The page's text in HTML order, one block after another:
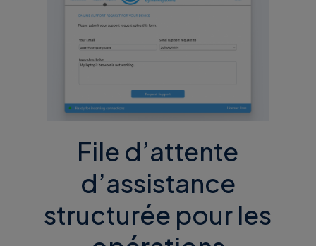
File d’attente
d’assistance
structurée pour les